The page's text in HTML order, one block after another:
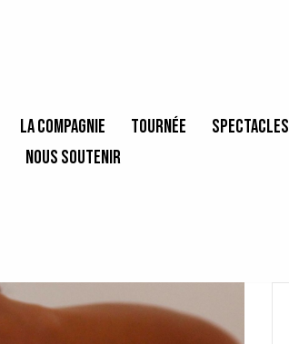
La Compagnie Tournée Spectacles
Nous soutenir